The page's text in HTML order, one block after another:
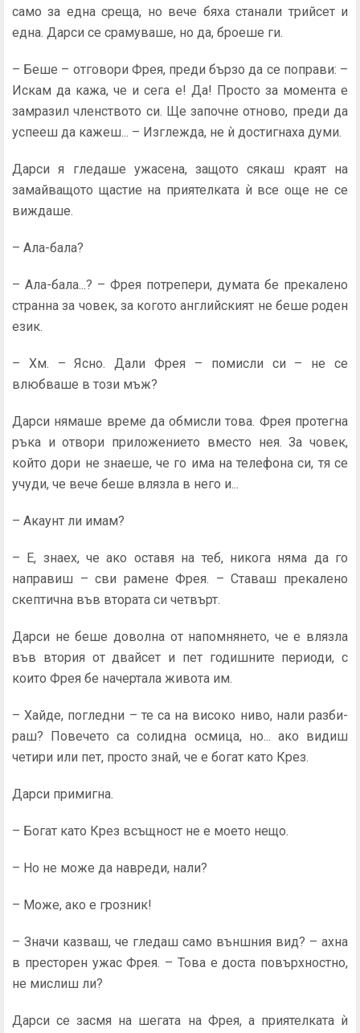
само за една среща, но вече бяха станали трийсет и
една. Дарси се сра­муваше, но да, броеше ги.
– Беше – отговори Фрея, преди бързо да се поправи: –
Искам да кажа, че и сега е! Да! Просто за момента е
замра­зил членството си. Ще започне отново, преди да
успееш да кажеш... – Изглежда, не ѝ достигнаха думи.
Дарси я гледаше ужасена, защото сякаш краят на
замай­ващото щастие на приятелката ѝ все още не се
виждаше.
– Ала-бала?
– Ала-бала...? – Фрея потрепери, думата бе прекалено
странна за човек, за когото английският не беше роден
език.
– Хм. – Ясно. Дали Фрея – помисли си – не се
влюбваше в този мъж?
Дарси нямаше време да обмисли това. Фрея протегна
ръка и отвори приложението вместо нея. За човек,
който дори не знаеше, че го има на телефона си, тя се
учуди, че вече беше влязла в него и...
– Акаунт ли имам?
– Е, знаех, че ако оставя на теб, никога няма да го
направиш – сви рамене Фрея. – Ставаш прекалено
скептична във втората си четвърт.
Дарси не беше доволна от напомнянето, че е влязла
във втория от двайсет и пет годишните периоди, с
които Фрея бе начертала живота им.
– Хайде, погледни – те са на високо ниво, нали разби­
раш? Повечето са солидна осмица, но... ако видиш
четири или пет, просто знай, че е богат като Крез.
Дарси примигна.
– Богат като Крез всъщност не е моето нещо.
– Но не може да навреди, нали?
– Може, ако е грозник!
– Значи казваш, че гледаш само външния вид? – ахна
в престорен ужас Фрея. – Това е доста повърхностно,
не мислиш ли?
Дарси се засмя на шегата на Фрея, а приятелката ѝ